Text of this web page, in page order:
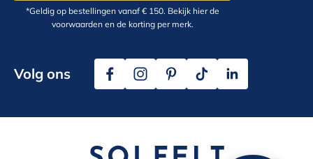
*Geldig op bestellingen vanaf € 150. Bekijk hierde
voorwaarden en de korting per merk.
Volg ons